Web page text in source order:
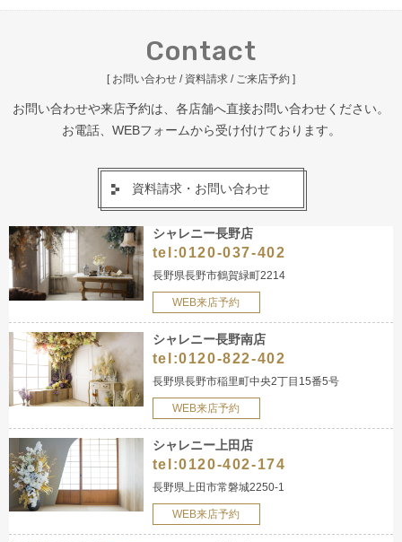
Contact
[ お問い合わせ / 資料請求 / ご来店予約 ]
お問い合わせや来店予約は、各店舗へ直接お問い合わせください。
お電話、WEBフォームから受け付けております。
資料請求・お問い合わせ
シャレニー長野店
tel:0120-037-402
長野県長野市鶴賀緑町2214
WEB来店予約
シャレニー長野南店
tel:0120-822-402
長野県長野市稲里町中央2丁目15番5号
WEB来店予約
シャレニー上田店
tel:0120-402-174
長野県上田市常磐城2250-1
WEB来店予約